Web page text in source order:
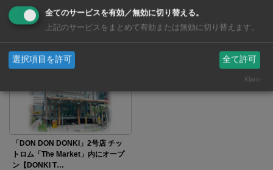
使館】
「DON DON DONKI」2号店 チッ
トロム「The Market」内にオープ
ン【DONKI T…
全てのサービスを有効／無効に切り替える。
上記のサービスをまとめて有効または無効に切り替えます。
選択項目を許可 全て許可
Klaro